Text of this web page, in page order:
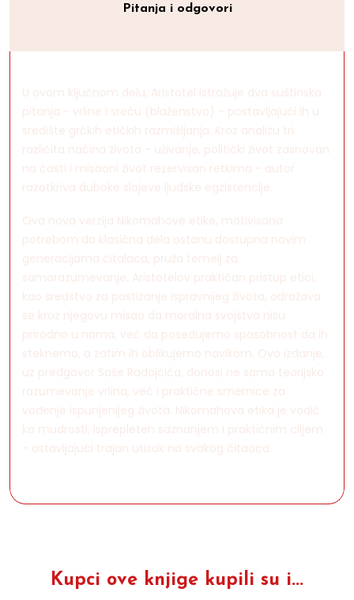
Pitanja i odgovori
U ovom ključnom delu, Aristotel istražuje dva suštinska
pitanja - vrline i sreću (blaženstvo) - postavljajući ih u
središte grčkih etičkih razmišljanja. Kroz analizu tri
različita načina života - uživanje, politički život zasnovan
na časti i misaoni život rezervisan retkima - autor
razotkriva duboke slojeve ljudske egzistencije.
Ova nova verzija Nikomahove etike, motivisana
potrebom da klasična dela ostanu dostupna novim
generacijama čitalaca, pruža temelj za
samorazumevanje. Aristotelov praktičan pristup etici,
kao sredstvo za postizanje ispravnijeg života, odražava
se kroz njegovu misao da moralna svojstva nisu
prirodno u nama, već da posedujemo sposobnost da ih
steknemo, a zatim ih oblikujemo navikom. Ovo izdanje,
uz predgovor Saše Radojčića, donosi ne samo teorijsko
razumevanje vrlina, već i praktične smernice za
vođenje ispunjenijeg života. Nikomahova etika je vodič
ka mudrosti, isprepleten saznanjem i praktičnim ciljem
- ostavljajući trajan utisak na svakog čitaoca.
Kupci ove knjige kupili su i...